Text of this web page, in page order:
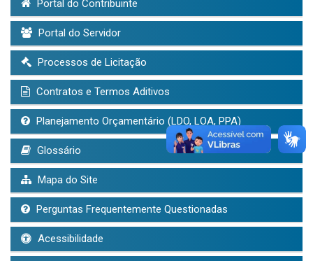
Portal do Contribuinte
Portal do Servidor
Processos de Licitação
Contratos e Termos Aditivos
Planejamento Orçamentário (LDO, LOA, PPA)
Glossário
Mapa do Site
Perguntas Frequentemente Questionadas
Acessibilidade